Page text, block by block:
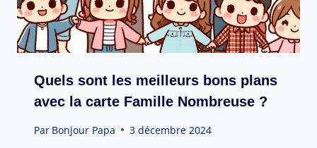
Quels sont les meilleurs bons plans
avec la carte Famille Nombreuse ?
Par Bonjour Papa 3 décembre 2024